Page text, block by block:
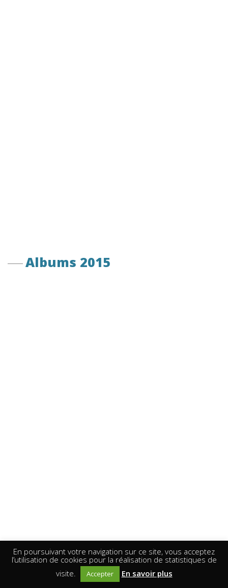
Albums 2015
En poursuivant votre navigation sur ce site, vous acceptez
l’utilisation de cookies pour la réalisation de statistiques de
visite.
Accepter En savoir plus